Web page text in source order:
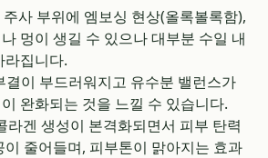
주사 부위에 엠보싱 현상(올록볼록함),
멍이 생길 수 있으나 대부분 수일 내
라집니다.
결이 부드러워지고 유수분 밸런스가
완화되는 것을 느낄 수 있습니다.
라겐 생성이 본격화되면서 피부 탄력
이 줄어들며, 피부톤이 맑아지는 효과